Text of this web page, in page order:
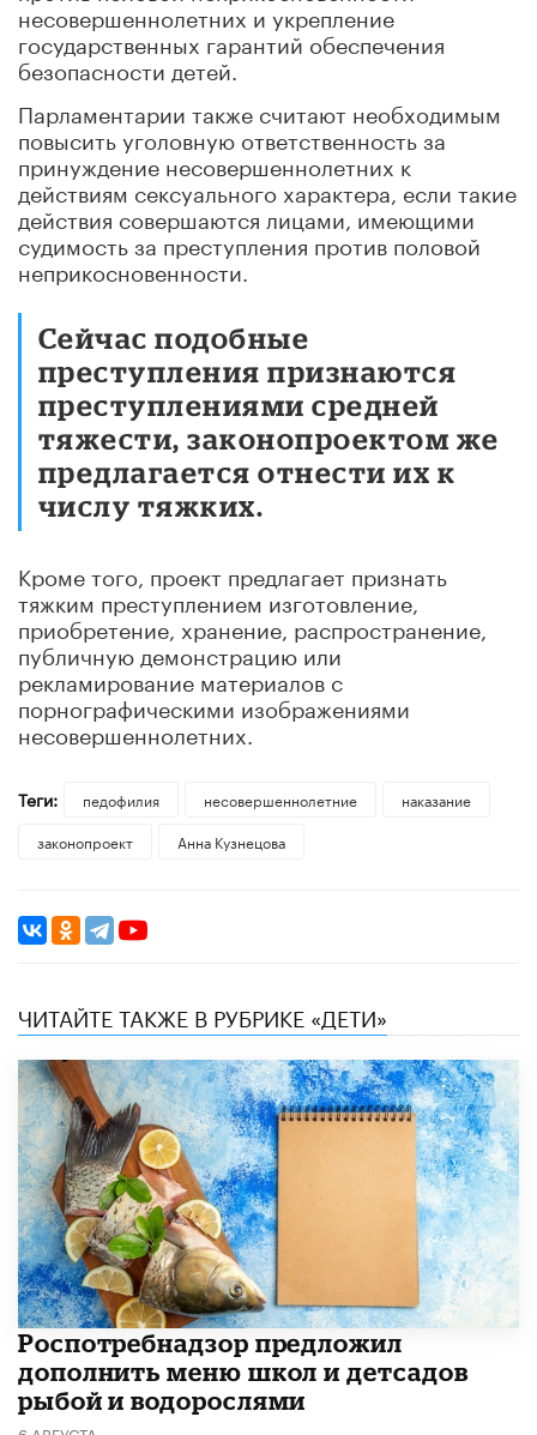
несовершеннолетних и укрепление
государственных гарантий обеспечения
безопасности детей.
Парламентарии также считают необходимым
повысить уголовную ответственность за
принуждение несовершеннолетних к
действиям сексуального характера, если такие
действия совершаются лицами, имеющими
судимость за преступления против половой
неприкосновенности.
Сейчас подобные
преступления признаются
преступлениями средней
тяжести, законопроектом же
предлагается отнести их к
числу тяжких.
Кроме того, проект предлагает признать
тяжким преступлением изготовление,
приобретение, хранение, распространение,
публичную демонстрацию или
рекламирование материалов с
порнографическими изображениями
несовершеннолетних.
Теги: педофилия несовершеннолетние
наказание
законопроект
Анна Кузнецова
ЧИТАЙТЕ ТАКЖЕ В РУБРИКЕ «ДЕТИ»
Роспотребнадзор предложил
дополнить меню школ и детсадов
рыбой и водорослями